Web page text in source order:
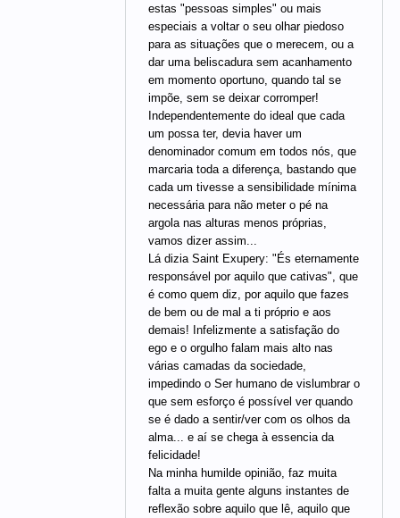
estas "pessoas simples" ou mais
especiais a voltar o seu olhar piedoso
para as situações que o merecem, ou a
dar uma beliscadura sem acanhamento
em momento oportuno, quando tal se
impõe, sem se deixar corromper!
Independentemente do ideal que cada
um possa ter, devia haver um
denominador comum em todos nós, que
marcaria toda a diferença, bastando que
cada um tivesse a sensibilidade mínima
necessária para não meter o pé na
argola nas alturas menos próprias,
vamos dizer assim...
Lá dizia Saint Exupery: "És eternamente
responsável por aquilo que cativas", que
é como quem diz, por aquilo que fazes
de bem ou de mal a ti próprio e aos
demais! Infelizmente a satisfação do
ego e o orgulho falam mais alto nas
várias camadas da sociedade,
impedindo o Ser humano de vislumbrar o
que sem esforço é possível ver quando
se é dado a sentir/ver com os olhos da
alma... e aí se chega à essencia da
felicidade!
Na minha humilde opinião, faz muita
falta a muita gente alguns instantes de
reflexão sobre aquilo que lê, aquilo que